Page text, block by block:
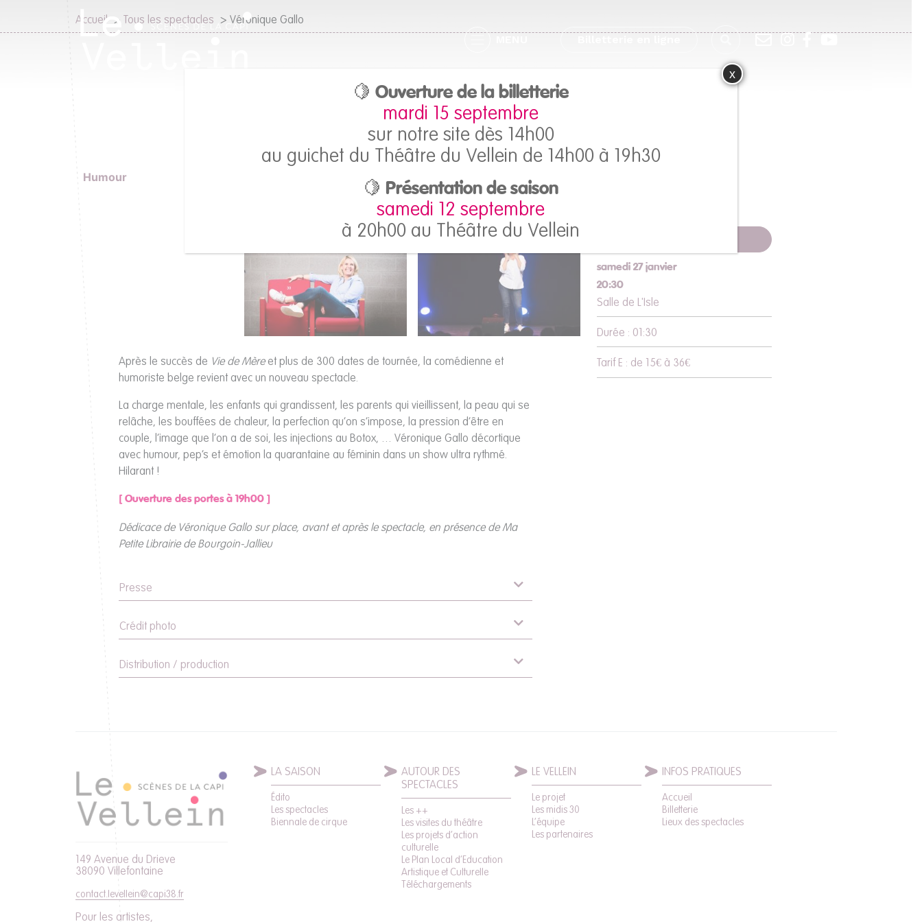
Accueil > Tous les spectacles > Véronique Gallo
Véronique Gallo
Humour Femme de vie
Après le succès de Vie de Mèreet plus de 300 dates de tournée, la comédienne et
humoriste belge revient avec un nouveau spectacle.
La charge mentale, les enfants qui grandissent, les parents qui vieillissent, la peau qui se
relâche, les bouffées de chaleur, la perfection qu’on s’impose, la pression d’être en
couple, l’image que l’on a de soi, les injections au Botox, … Véronique Gallo décortique
avec humour, pep’s et émotion la quarantaine au féminin dans un show ultra rythmé.
Hilarant !
[ Ouverture des portes à 19h00 ]
Dédicace de Véronique Gallo sur place, avant et après le spectacle, en présence de Ma
Petite Librairie de Bourgoin-Jallieu
Presse
Crédit photo
Distribution / production
samedi 27 janvier
20:30
Salle de L'Isle
Durée : 01:30
Tarif E : de 15€ à 36€
149 Avenue du Drieve
38090 Villefontaine
contact.levellein@capi38.fr
Pour les artistes,
LA SAISON
Édito
Les spectacles
Biennale de cirque
AUTOUR DES
SPECTACLES
Les ++
Les visites du théâtre
Les projets d’action
culturelle
Le Plan Local d’Education
Artistique et Culturelle
Téléchargements
LE VELLEIN
Le projet
Les midis 30
L’équipe
Les partenaires
INFOS PRATIQUES
Accueil
Billetterie
Lieux des spectacles
🍋 Ouverture de la billetterie
mardi 15 septembre
sur notre site dès 14h00
au guichet du Théâtre du Vellein de 14h00 à 19h30
🍋 Présentation de saison
samedi 12 septembre
à 20h00 au Théâtre du Vellein
x